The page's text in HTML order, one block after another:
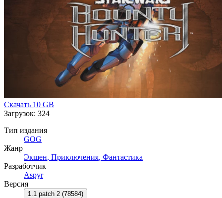
Скачать 10 GB
Загрузок: 324
Тип издания
GOG
Жанр
Экшен, Приключения, Фантастика
Разработчик
Aspyr
Версия
1.1 patch 2 (78584)